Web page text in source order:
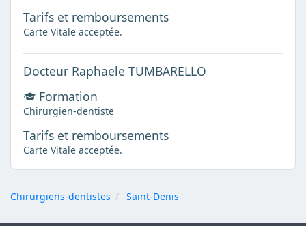
Tarifs et remboursements
Carte Vitale acceptée.
Docteur Raphaele TUMBARELLO
Formation
Chirurgien-dentiste
Tarifs et remboursements
Carte Vitale acceptée.
Chirurgiens-dentistes Saint-Denis